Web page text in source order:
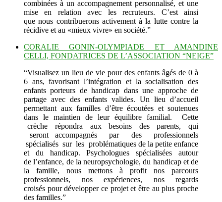
combinées à un accompagnement personnalisé, et une
mise en relation avec les recruteurs. C’est ainsi
que nous contribuerons activement à la lutte contre la
récidive et au «mieux vivre» en société.”
CORALIE GONIN-OLYMPIADE ET AMANDINE
CELLI, FONDATRICES DE L’ASSOCIATION “NEIGE”
“Visualisez un lieu de vie pour des enfants âgés de 0 à
6 ans, favorisant l’intégration et la socialisation des
enfants porteurs de handicap dans une approche de
partage avec des enfants valides. Un lieu d’accueil
permettant aux familles d’être écoutées et soutenues
dans le maintien de leur équilibre familial. Cette
crèche répondra aux besoins des parents, qui
seront accompagnés par des professionnels
spécialisés sur les problématiques de la petite enfance
et du handicap. Psychologues spécialisées autour
de l’enfance, de la neuropsychologie, du handicap et de
la famille, nous mettons à profit nos parcours
professionnels, nos expériences, nos regards
croisés pour développer ce projet et être au plus proche
des familles.”